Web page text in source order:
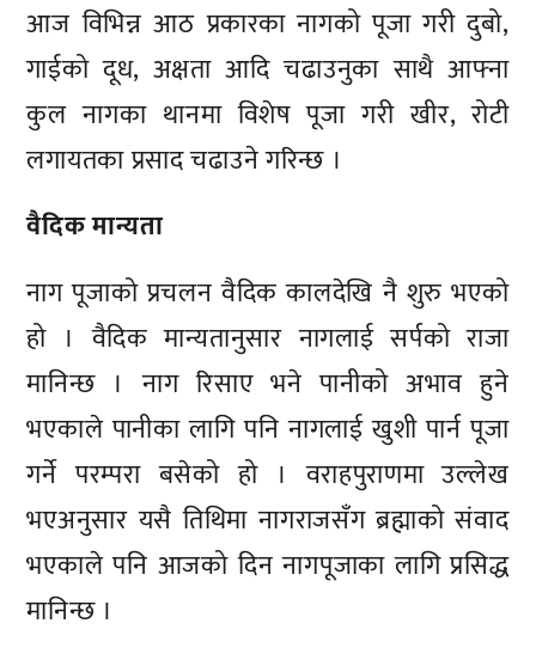
आज विभिन्न आठ प्रकारका नागको पूजा गरी दुबो,
गाईको दूध, अक्षता आदि चढाउनुका साथै आफ्ना
कुल नागका थानमा विशेष पूजा गरी खीर, रोटी
लगायतका प्रसाद चढाउने गरिन्छ ।
वैदिक मान्यता
नाग पूजाको प्रचलन वैदिक कालदेखि नै शुरु भएको
हो । वैदिक मान्यतानुसार नागलाई सर्पको राजा
मानिन्छ । नाग रिसाए भने पानीको अभाव हुने
भएकाले पानीका लागि पनि नागलाई खुशी पार्न पूजा
गर्ने परम्परा बसेको हो । वराहपुराणमा उल्लेख
भएअनुसार यसै तिथिमा नागराजसँग ब्रह्माको संवाद
भएकाले पनि आजको दिन नागपूजाका लागि प्रसिद्ध
मानिन्छ ।